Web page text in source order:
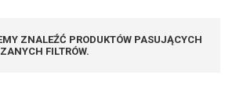
ZNALEŹĆ PRODUKTÓW PASUJĄCYCH
FILTRÓW.